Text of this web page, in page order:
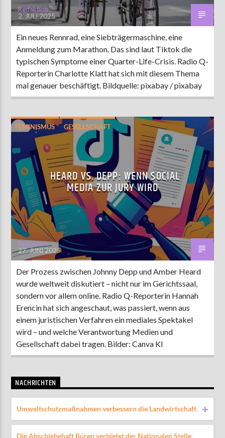
Redaktion
2. JULI 2025
Ein neues Rennrad, eine Siebträgermaschine, eine
Anmeldung zum Marathon. Das sind laut Tiktok die
typischen Symptome einer Quarter-Life-Crisis. Radio Q-
Reporterin Charlotte Klatt hat sich mit diesem Thema
mal genauer beschäftigt. Bildquelle: pixabay / pixabay
FEMINISMUS GESELLSCHAFT
SOCIAL MEDIA
HEARD VS. DEPP: WENN SOCIAL
MEDIA ZUR JURY WIRD
Redaktion
27. JUNI 2025
Der Prozess zwischen Johnny Depp und Amber Heard
wurde weltweit diskutiert – nicht nur im Gerichtssaal,
sondern vor allem online. Radio Q-Reporterin Hannah
Erencin hat sich angeschaut, was passiert, wenn aus
einem juristischen Verfahren ein mediales Spektakel
wird – und welche Verantwortung Medien und
Gesellschaft dabei tragen. Bilder: Canva KI
NACHRICHTEN
Umweltschutzmaßnahmen verbessern die Landwirtschaft
Die Abschiebehaft Büren verbietet der Nationalen Stelle